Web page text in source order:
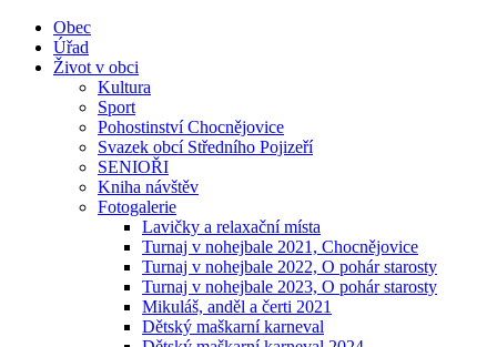
Obec
Úřad
Život v obci
Kultura
Sport
Pohostinství Chocnějovice
Svazek obcí Středního Pojizeří
SENIOŘI
Kniha návštěv
Fotogalerie
Lavičky a relaxační místa
Turnaj v nohejbale 2021, Chocnějovice
Turnaj v nohejbale 2022, O pohár starosty
Turnaj v nohejbale 2023, O pohár starosty
Mikuláš, anděl a čerti 2021
Dětský maškarní karneval